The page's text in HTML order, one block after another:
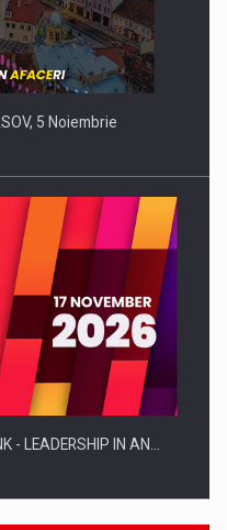
5 Noiembrie
- LEADERSHIP IN AN…